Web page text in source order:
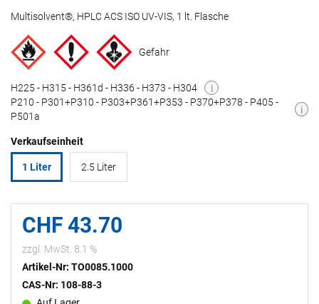
Multisolvent®, HPLC ACS ISO UV-VIS, 1 lt. Flasche
Gefahr
H225 - H315 - H361d - H336 - H373 - H304
i
P210 - P301+P310 - P303+P361+P353 - P370+P378 - P405 -
P501a
i
Verkaufseinheit
1 Liter 2.5 Liter
CHF 43.70
zzgl. MwSt. 8.1 %
Artikel-Nr: TO0085.1000
CAS-Nr: 108-88-3